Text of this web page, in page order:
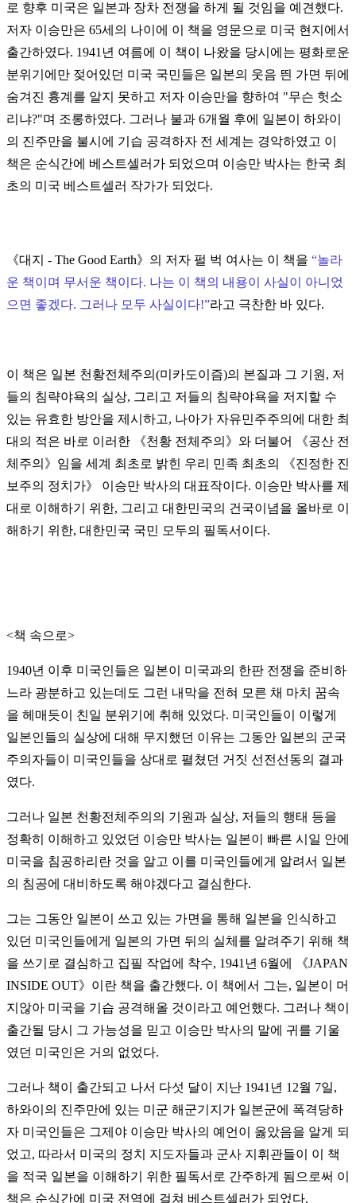
로 향후 미국은 일본과 장차 전쟁을 하게 될 것임을 예견했다.
저자 이승만은 65세의 나이에 이 책을 영문으로 미국 현지에서
출간하였다. 1941년 여름에 이 책이 나왔을 당시에는 평화로운
분위기에만 젖어있던 미국 국민들은 일본의 웃음 띈 가면 뒤에
숨겨진 흉계를 알지 못하고 저자 이승만을 향하여 "무슨 헛소
리냐?"며 조롱하였다. 그러나 불과 6개월 후에 일본이 하와이
의 진주만을 불시에 기습 공격하자 전 세계는 경악하였고 이
책은 순식간에 베스트셀러가 되었으며 이승만 박사는 한국 최
초의 미국 베스트셀러 작가가 되었다.
《대지 - The Good Earth》의 저자 펄 벅 여사는 이 책을 “놀라
운 책이며 무서운 책이다. 나는 이 책의 내용이 사실이 아니었
으면 좋겠다. 그러나 모두 사실이다!”라고 극찬한 바 있다.
이 책은 일본 천황전체주의(미카도이즘)의 본질과 그 기원, 저
들의 침략야욕의 실상, 그리고 저들의 침략야욕을 저지할 수
있는 유효한 방안을 제시하고, 나아가 자유민주주의에 대한 최
대의 적은 바로 이러한 《천황 전체주의》와 더불어 《공산 전
체주의》임을 세계 최초로 밝힌 우리 민족 최초의 《진정한 진
보주의 정치가》 이승만 박사의 대표작이다. 이승만 박사를 제
대로 이해하기 위한, 그리고 대한민국의 건국이념을 올바로 이
해하기 위한, 대한민국 국민 모두의 필독서이다.
<책 속으로>
1940년 이후 미국인들은 일본이 미국과의 한판 전쟁을 준비하
느라 광분하고 있는데도 그런 내막을 전혀 모른 채 마치 꿈속
을 헤매듯이 친일 분위기에 취해 있었다. 미국인들이 이렇게
일본인들의 실상에 대해 무지했던 이유는 그동안 일본의 군국
주의자들이 미국인들을 상대로 펼쳤던 거짓 선전선동의 결과
였다.
그러나 일본 천황전체주의의 기원과 실상, 저들의 행태 등을
정확히 이해하고 있었던 이승만 박사는 일본이 빠른 시일 안에
미국을 침공하리란 것을 알고 이를 미국인들에게 알려서 일본
의 침공에 대비하도록 해야겠다고 결심한다.
그는 그동안 일본이 쓰고 있는 가면을 통해 일본을 인식하고
있던 미국인들에게 일본의 가면 뒤의 실체를 알려주기 위해 책
을 쓰기로 결심하고 집필 작업에 착수, 1941년 6월에 《JAPAN
INSIDE OUT》이란 책을 출간했다. 이 책에서 그는, 일본이 머
지않아 미국을 기습 공격해올 것이라고 예언했다. 그러나 책이
출간될 당시 그 가능성을 믿고 이승만 박사의 말에 귀를 기울
였던 미국인은 거의 없었다.
그러나 책이 출간되고 나서 다섯 달이 지난 1941년 12월 7일,
하와이의 진주만에 있는 미군 해군기지가 일본군에 폭격당하
자 미국인들은 그제야 이승만 박사의 예언이 옳았음을 알게 되
었고, 따라서 미국의 정치 지도자들과 군사 지휘관들이 이 책
을 적국 일본을 이해하기 위한 필독서로 간주하게 됨으로써 이
책은 순식간에 미국 전역에 걸쳐 베스트셀러가 되었다.